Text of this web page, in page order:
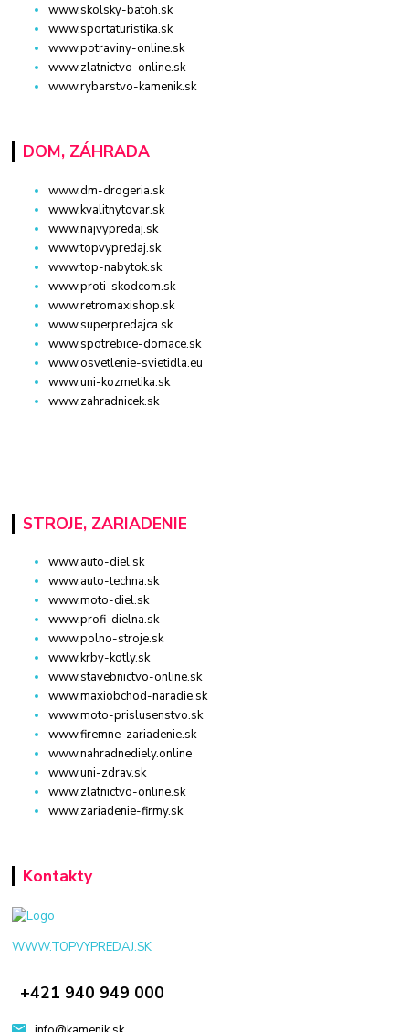
www.skolsky-batoh.sk
www.sportaturistika.sk
www.potraviny-online.sk
www.zlatnictvo-online.sk
www.rybarstvo-kamenik.sk
DOM, ZÁHRADA
www.dm-drogeria.sk
www.kvalitnytovar.sk
www.najvypredaj.sk
www.topvypredaj.sk
www.top-nabytok.sk
www.proti-skodcom.sk
www.retromaxishop.sk
www.superpredajca.sk
www.spotrebice-domace.sk
www.osvetlenie-svietidla.eu
www.uni-kozmetika.sk
www.zahradnicek.sk
STROJE, ZARIADENIE
www.auto-diel.sk
www.auto-techna.sk
www.moto-diel.sk
www.profi-dielna.sk
www.polno-stroje.sk
www.krby-kotly.sk
www.stavebnictvo-online.sk
www.maxiobchod-naradie.sk
www.moto-prislusenstvo.sk
www.firemne-zariadenie.sk
www.nahradnediely.online
www.uni-zdrav.sk
www.zlatnictvo-online.sk
www.zariadenie-firmy.sk
Kontakty
WWW.TOPVYPREDAJ.SK
+421 940 949 000